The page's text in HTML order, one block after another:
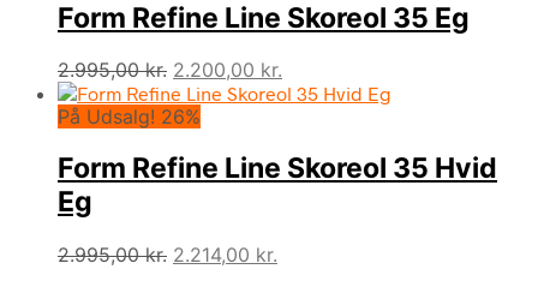
4.250,00 kr..3.321,00 kr..
Form Refine Line Skoreol 35 Eg
2.995,00kr. Den
oprindelige
pris
2.995,00 kr..
2.200,00 kr.
aktuelle
2.200,00 kr..
På Udsalg! 26%
Form Refine Line Skoreol 35 Hvid
Eg
2.995,00kr. Den
2.214,00 kr.